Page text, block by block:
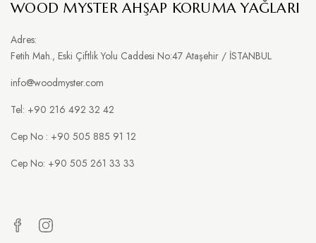
WOOD MYSTER AHŞAP KORUMA YAĞLARI
Adres:
Fetih Mah., Eski Çiftlik Yolu Caddesi No:47 Ataşehir / İSTANBUL
info@woodmyster.com
Tel: +90 216 492 32 42
Cep No : +90 505 885 91 12
Cep No: +90 505 261 33 33